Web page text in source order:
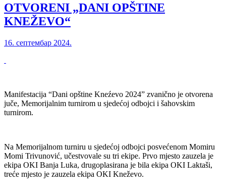
OTVORENI „DANI OPŠTINE
KNEŽEVO“
16. септембар 2024.
Manifestacija “Dani opštine Kneźevo 2024” zvanično je otvorena
juče, Memorijalnim turnirom u sjedećoj odbojci i šahovskim
turnirom.
Na Memorijalnom turniru u sjedećoj odbojci posvećenom Momiru
Momi Trivunović, učestvovale su tri ekipe. Prvo mjesto zauzela je
ekipa OKI Banja Luka, drugoplasirana je bila ekipa OKI Laktaši,
treće mjesto je zauzela ekipa OKI Kneževo.